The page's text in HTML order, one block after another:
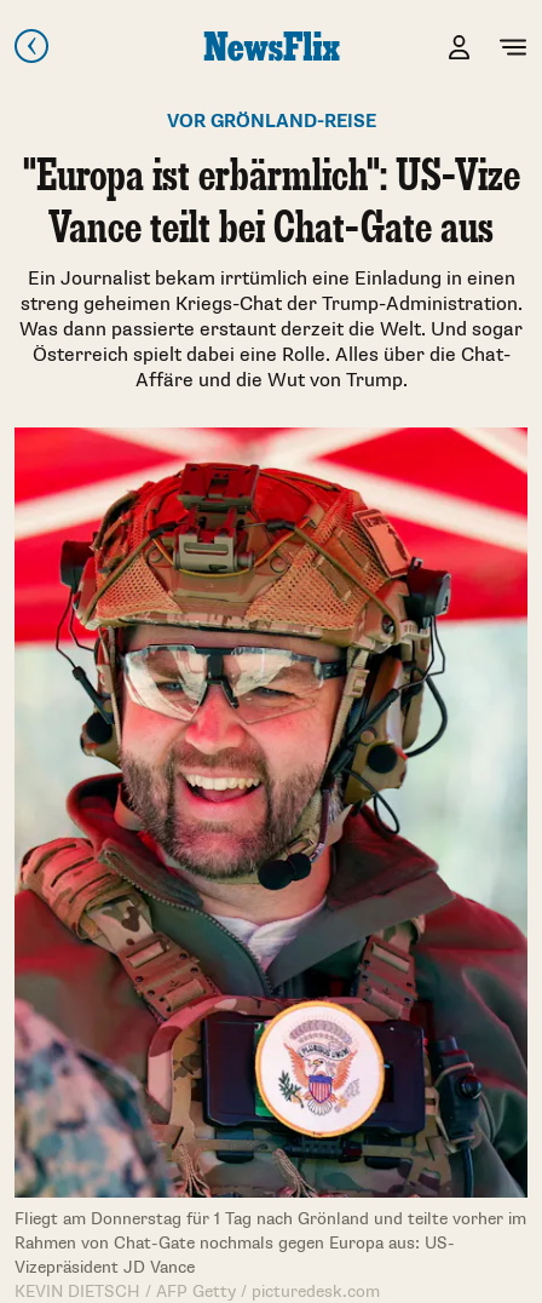
VOR GRÖNLAND-REISE
"Europa ist erbärmlich": US-Vize
Vance teilt bei Chat-Gate aus
Ein Journalist bekam irrtümlich eine Einladung in einen
streng geheimen Kriegs-Chat der Trump-Administration.
Was dann passierte erstaunt derzeit die Welt. Und sogar
Österreich spielt dabei eine Rolle. Alles über die Chat-
Affäre und die Wut von Trump.
Fliegt am Donnerstag für 1 Tag nach Grönland und teilte vorher im
Rahmen von Chat-Gate nochmals gegen Europa aus: US-
Vizepräsident JD Vance
KEVIN DIETSCH / AFP Getty / picturedesk.com